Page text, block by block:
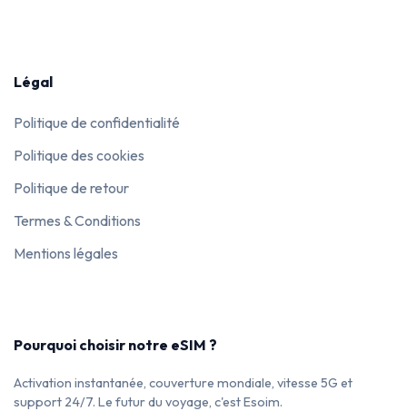
Légal
Politique de confidentialité
Politique des cookies
Politique de retour
Termes & Conditions
Mentions légales
Pourquoi choisir notre eSIM ?
Activation instantanée, couverture mondiale, vitesse 5G et
support 24/7. Le futur du voyage, c'est Esoim.